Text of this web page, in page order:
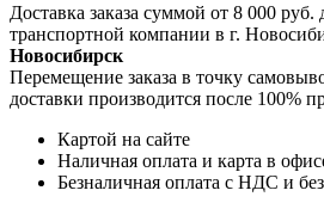
Доставка заказа суммой от 8 000 руб.
транспортной компании в г.
Новосибирск
Перемещение заказа в точку
доставки производится после 100%
Картой на сайте
Наличная оплата и карта в
Безналичная оплата с НДС и без